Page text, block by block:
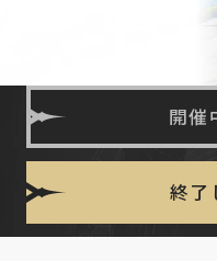
開催
終了